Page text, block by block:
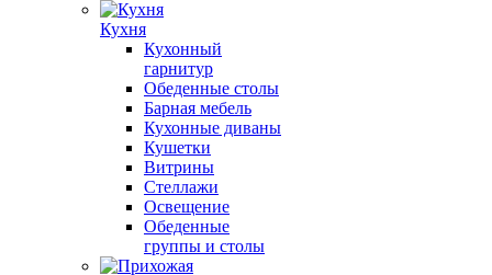
Кухня
Кухонный
гарнитур
Обеденные столы
Барная мебель
Кухонные диваны
Кушетки
Витрины
Стеллажи
Освещение
Обеденные
группы и столы